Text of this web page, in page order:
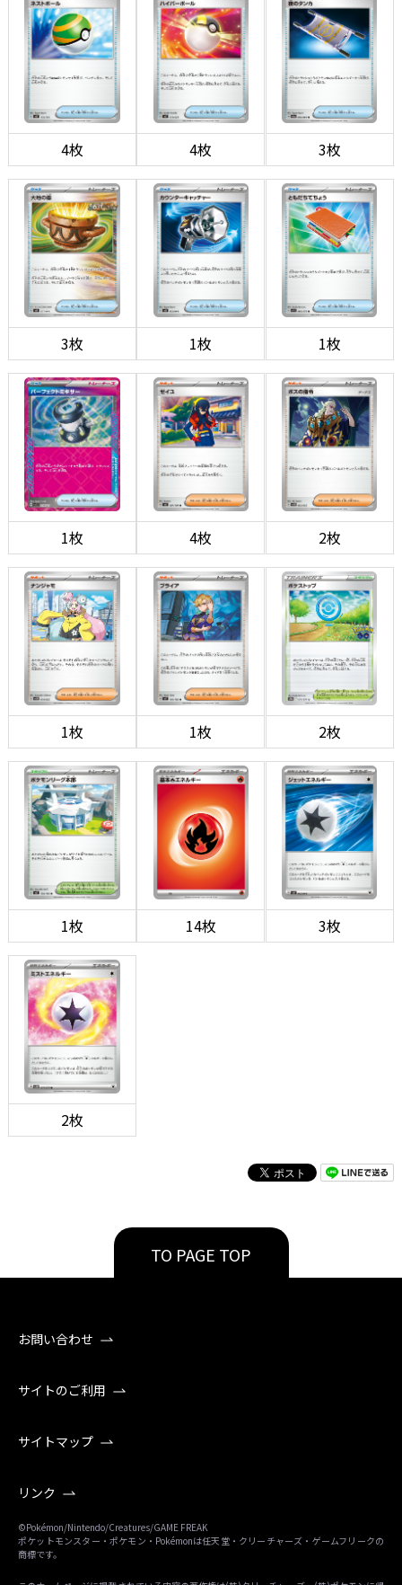
4枚 4枚 3枚
3枚 1枚 1枚
1枚 4枚 2枚
1枚 1枚 2枚
1枚 14枚 3枚
2枚
TO PAGE TOP
お問い合わせ
サイトのご利用
サイトマップ
リンク
©Pokémon/Nintendo/Creatures/GAME FREAK
ポケットモンスター・ポケモン・Pokémonは任天堂・クリーチャーズ・ゲームフリークの
商標です。